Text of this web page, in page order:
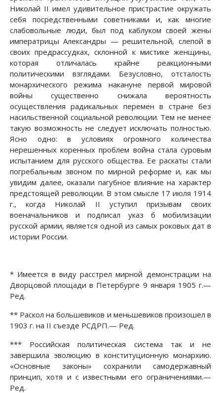
Николай II имел удивительное пристрастие окружать
себя посредственными советниками и, как многие
слабовольные люди, был под каблуком своей жены
императрицы Александры — решительной, слепой в
своих предрассудках, склонной к мистике женщины,
которая отличалась крайне реакционными
политическими взглядами. Безусловно, отсталость
монархического режима накануне первой мировой
войны существенно снижала вероятность
осуществления радикальных перемен в стране без
насильственной социальной революции. Тем не менее
такую возможность не следует исключать полностью.
Ясно одно: в условиях огромного количества
нерешенных коренных проблем война стала суровым
испытанием для русского общества. Ее раскаты стали
погребальным звоном по мирной реформе и, как мы
увидим далее, оказали пагубное влияние на характер
предстоящей революции. В этом смысле 17 июля 1914
г., когда Николай II уступил призывам своих
военачальников и подписал указ б мобилизации
русской армии, является одной из самых роковых дат в
истории России.
* Имеется в виду расстрел мирной демонстрации на
Дворцовой площади в Петербурге 9 января 1905 г.—
Ред.
** Раскол на большевиков и меньшевиков произошел в
1903 г. на II съезде РСДРП.— Ред.
*** Российская политическая система так и не
завершила эволюцию в конституционную монархию.
«Основные законы» сохранили самодержавный
принцип, хотя и с известными его ограничениями.—
Ред.